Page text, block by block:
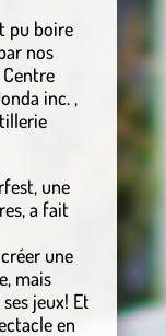
pu boire
nos
inc. ,
une
a fait
une
mais
jeux! Et
en